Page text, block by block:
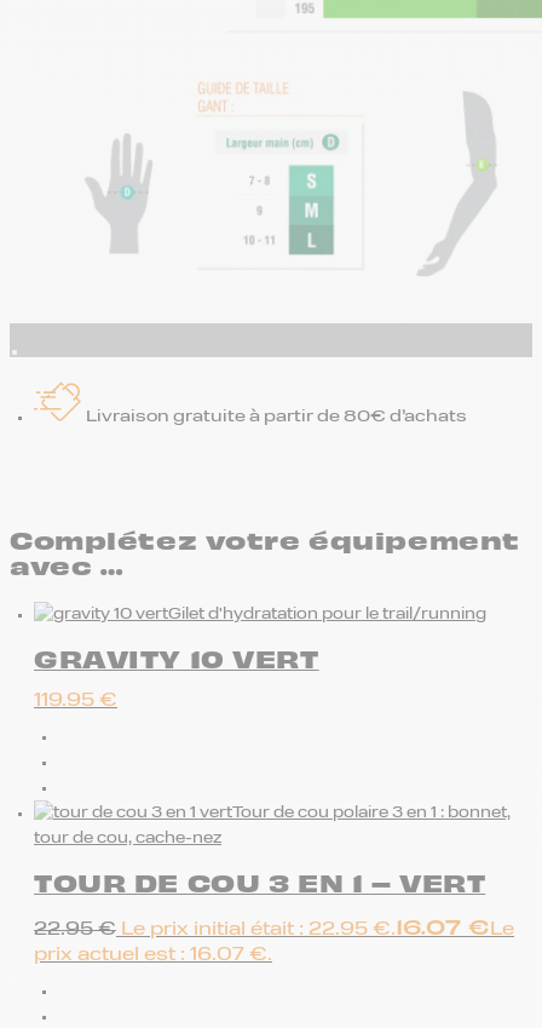
Livraison gratuite à partir de 80€ d’achats
Complétez votre équipement
avec …
Gilet d'hydratation pour le trail/running
GRAVITY 10 VERT
119.95 €
Tour de cou polaire 3 en 1 : bonnet,
tour de cou, cache-nez
TOUR DE COU 3 EN 1 – VERT
22.95€ Le prix initial était : 22.95 €.16.07 € Le
prix actuel est : 16.07 €.